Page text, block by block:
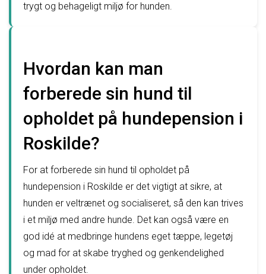
trygt og behageligt miljø for hunden.
Hvordan kan man
forberede sin hund til
opholdet på hundepension i
Roskilde?
For at forberede sin hund til opholdet på
hundepension i Roskilde er det vigtigt at sikre, at
hunden er veltrænet og socialiseret, så den kan trives
i et miljø med andre hunde. Det kan også være en
god idé at medbringe hundens eget tæppe, legetøj
og mad for at skabe tryghed og genkendelighed
under opholdet.